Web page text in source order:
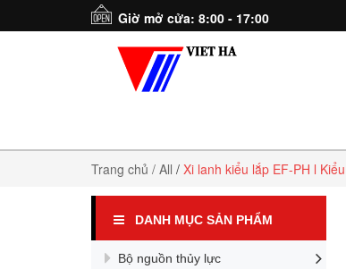
Giờ mở cửa: 8:00 - 17:00
Trang chủ / All / Xi lanh kiểu lắp EF-PH l
DANH MỤC SẢN PHẨM
Bộ nguồn thủy lực